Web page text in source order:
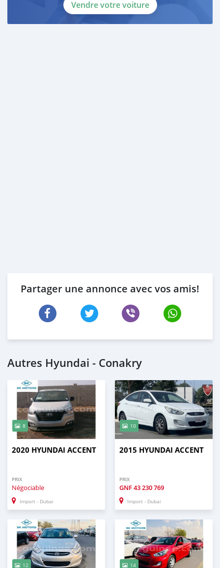
Vendre votre voiture
Partager une annonce avec vos amis!
Autres Hyundai - Conakry
8
2020 HYUNDAI ACCENT
PRIX
Négociable
Import - Dubai
10
2015 HYUNDAI ACCENT
PRIX
GNF43 230 769
Import - Dubai
12 14